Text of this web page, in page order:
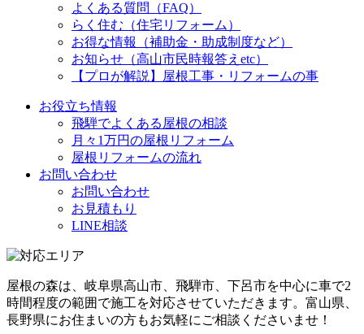
よくある質問（FAQ）
らく住む（住宅リフォーム）
お得な情報（補助金・助成制度など）
お知らせ（高山市民時報答えetc）
【プロが解説】屋根工事・リフォームの事
お役立ち情報
飛騨でよくある屋根の相談
月々1万円の屋根リフォーム
屋根リフォームの流れ
お問い合わせ
お問い合わせ
お見積もり
LINE相談
屋根の森は、岐阜県高山市、飛騨市、下呂市を中心に車で2
時間程度の範囲で施工を対応させていただきます。富山県、
長野県にお住まいの方もお気軽にご相談くださいませ！